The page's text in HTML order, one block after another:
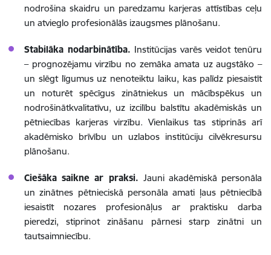
nodrošina skaidru un paredzamu karjeras attīstības ceļu
un atvieglo profesionālās izaugsmes plānošanu.
Stabilāka nodarbinātība. Institūcijas varēs veidot tenūru
– prognozējamu virzību no zemāka amata uz augstāko –
un slēgt līgumus uz nenoteiktu laiku, kas palīdz piesaistīt
un noturēt spēcīgus zinātniekus un mācībspēkus un
nodrošinātkvalitatīvu, uz izcilību balstītu akadēmiskās un
pētniecības karjeras virzību. Vienlaikus tas stiprinās arī
akadēmisko brīvību un uzlabos institūciju cilvēkresursu
plānošanu.
Ciešāka saikne ar praksi. Jauni akadēmiskā personāla
un zinātnes pētnieciskā personāla amati ļaus pētniecībā
iesaistīt nozares profesionāļus ar praktisku darba
pieredzi, stiprinot zināšanu pārnesi starp zinātni un
tautsaimniecību.